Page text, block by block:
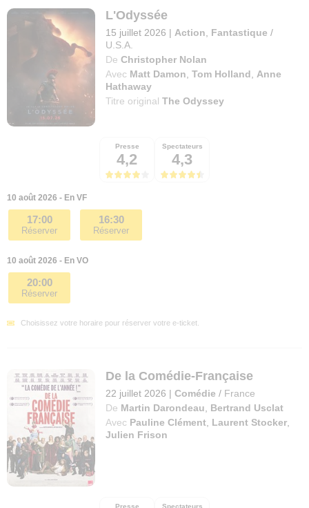
L'Odyssée
15 juillet 2026 | Action Fantastique /
U.S.A.
De Christopher Nolan
Avec Matt Damon ,Tom Holland
Anne
Hathaway
Titre originalThe Odyssey
Presse
4,2
Spectateurs
4,3
10 août 2026 - En VF
17:00
Réserver
16:30
Réserver
10 août 2026 - En VO
20:00
Réserver
Choisissez votre horaire pour réserver votre e-ticket.
De la Comédie-Française
22 juillet 2026 | Comédie / France
De Martin Darondeau
Bertrand Usclat
Avec Pauline Clément Laurent Stocker
Julien Frison